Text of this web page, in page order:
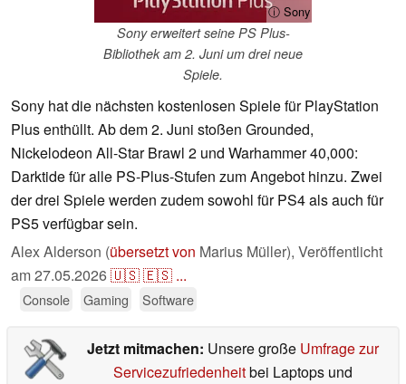
ⓘ Sony
Sony erweitert seine PS Plus-
Bibliothek am 2. Juni um drei neue
Spiele.
Sony hat die nächsten kostenlosen Spiele für PlayStation
Plus enthüllt. Ab dem 2. Juni stoßen Grounded,
Nickelodeon All-Star Brawl 2 und Warhammer 40,000:
Darktide für alle PS-Plus-Stufen zum Angebot hinzu. Zwei
der drei Spiele werden zudem sowohl für PS4 als auch für
PS5 verfügbar sein.
Alex Alderson (übersetzt von Marius Müller), Veröffentlicht
am27.05.2026🇺🇸🇪🇸 ...
Console Gaming Software
Jetzt mitmachen: Unsere große Umfrage zur
Servicezufriedenheitbei Laptops und